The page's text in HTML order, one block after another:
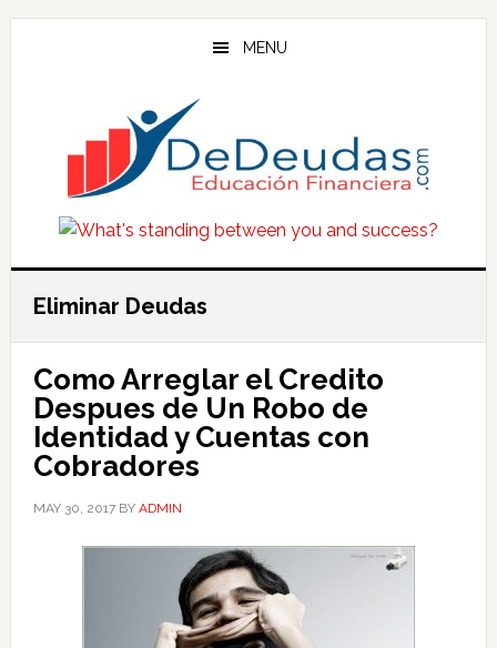
Skip
Skip
Skip
MENU
Eliminar Deudas
Como Arreglar el Credito
Despues de Un Robo de
Identidad y Cuentas con
Cobradores
MAY 30, 2017BY ADMIN